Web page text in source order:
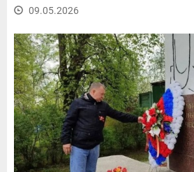
09.05.2026